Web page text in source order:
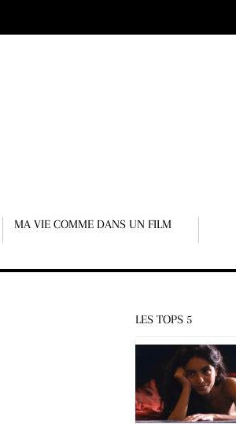
MA VIE COMME DANS UN FILM
LES TOPS 5